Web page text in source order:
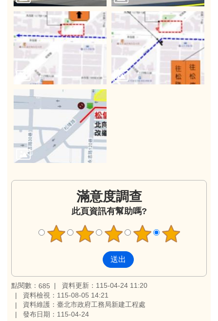
滿意度調查
此頁資訊有幫助嗎?
點閱數： 685
資料更新：115-04-24 11:20
資料檢視：115-08-05 14:21
資料維護：臺北市政府工務局新建工程處
發布日期：115-04-24